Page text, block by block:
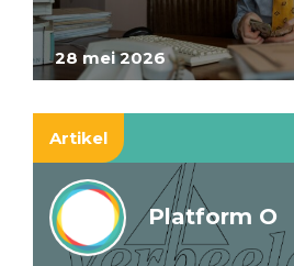
28 mei 2026
Artikel
Platform O